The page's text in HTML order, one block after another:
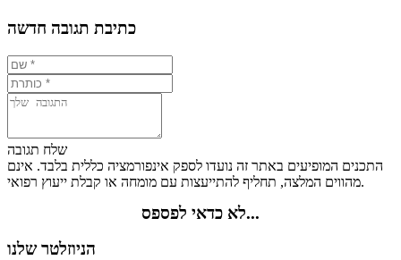
כתיבת תגובה חדשה
שלח תגובה
התכנים המופיעים באתר זה נועדו לספק אינפורמציה כללית בלבד. אינם
מהווים המלצה, תחליף להתייעצות עם מומחה או קבלת ייעוץ רפואי.
לא כדאי לפספס...
הניוזלטר שלנו